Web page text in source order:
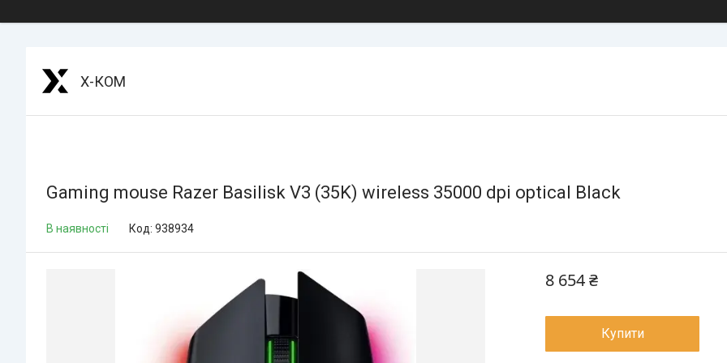
Х-КОМ
Gaming mouse Razer Basilisk V3 (35K) wireless 35000 dpi optical Black
В наявності Код: 938934
8 654 ₴
Купити